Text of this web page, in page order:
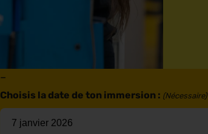
–
Choisis la date de ton immersion : (Nécessaire)